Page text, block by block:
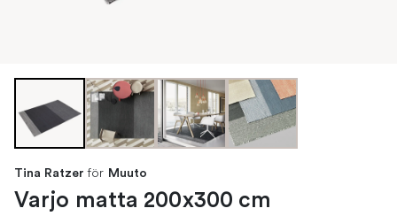
Tina Ratzer för Muuto
Varjo matta 200x300 cm